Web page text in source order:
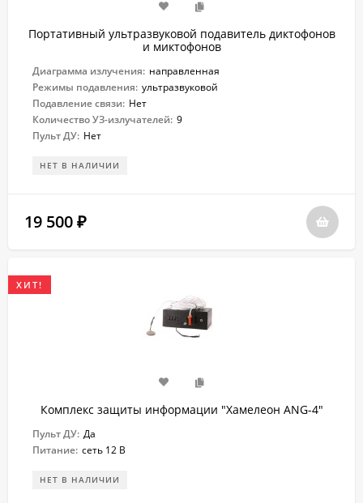
Портативный ультразвуковой подавитель диктофонов
и миктофонов
Диаграмма излучения: направленная
Режимы подавления: ультразвуковой
Подавление связи: Нет
Количество УЗ-излучателей: 9
Пульт ДУ: Нет
НЕТ В НАЛИЧИИ
19 500 ₽
ХИТ!
Комплекс защиты информации "Хамелеон ANG-4"
Пульт ДУ: Да
Питание: сеть 12 В
НЕТ В НАЛИЧИИ